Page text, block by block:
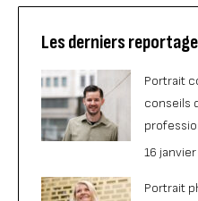
Les derniers
Portrait
conseils
16
Portrait